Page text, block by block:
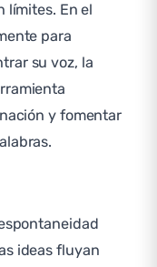
límites. En el
para
su voz, la
y fomentar
ideas fluyan